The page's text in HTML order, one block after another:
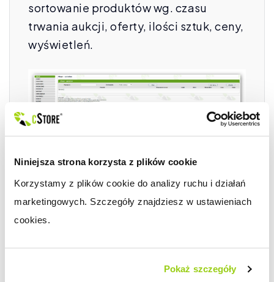
Niniejsza strona korzysta z plików cookie
Korzystamy z plików cookie do analizy ruchu i działań
marketingowych. Szczegóły znajdziesz w ustawieniach
cookies.
Pokaż szczegóły
sortowanie produktów wg. czasu
trwania aukcji, oferty, ilości sztuk, ceny,
wyświetleń.